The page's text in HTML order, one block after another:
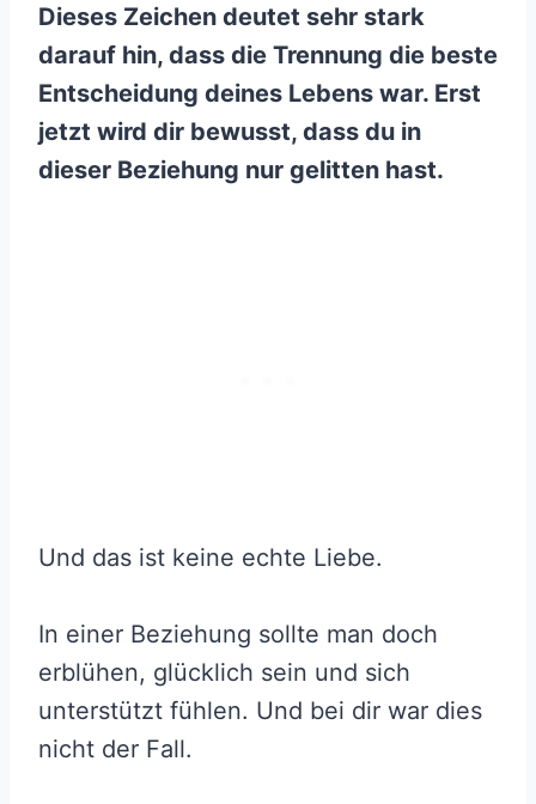
Dieses Zeichen deutet sehr stark
darauf hin, dass die Trennung die beste
Entscheidung deines Lebens war. Erst
jetzt wird dir bewusst, dass du in
dieser Beziehung nur gelitten hast.
Und das ist keine echte Liebe.
In einer Beziehung sollte man doch
erblühen, glücklich sein und sich
unterstützt fühlen. Und bei dir war dies
nicht der Fall.